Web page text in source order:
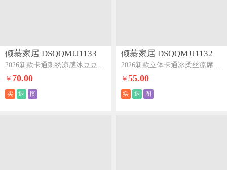
倾慕家居 DSQQMJJ1133
2026新款卡通刺绣凉感冰豆豆凉席系列--床席款床席款幸运小兔
￥ 70.00
实 退 图
倾慕家居 DSQQMJJ1132
2026新款立体卡通冰柔丝凉席立体动物园
￥ 55.00
实 退 图